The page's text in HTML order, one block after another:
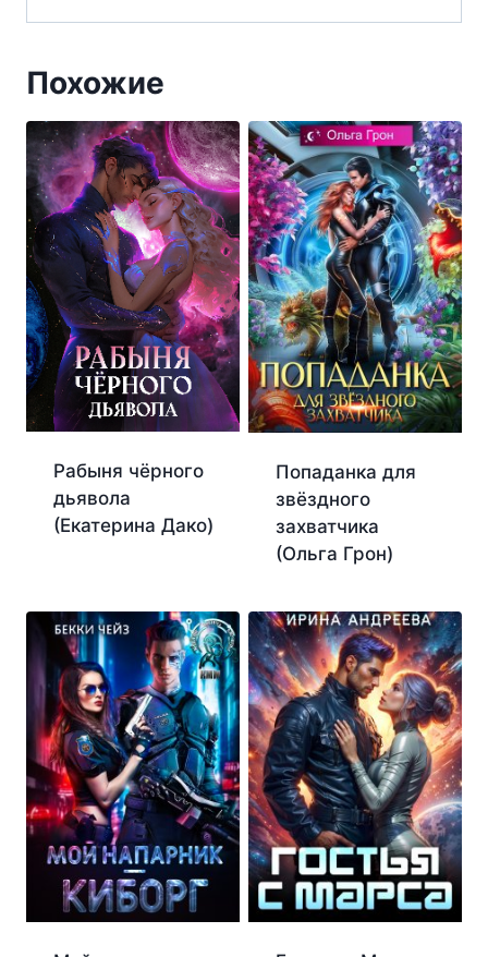
Похожие
Рабыня чёрного
дьявола
(Екатерина Дако)
Попаданка для
звёздного
захватчика
(Ольга Грон)